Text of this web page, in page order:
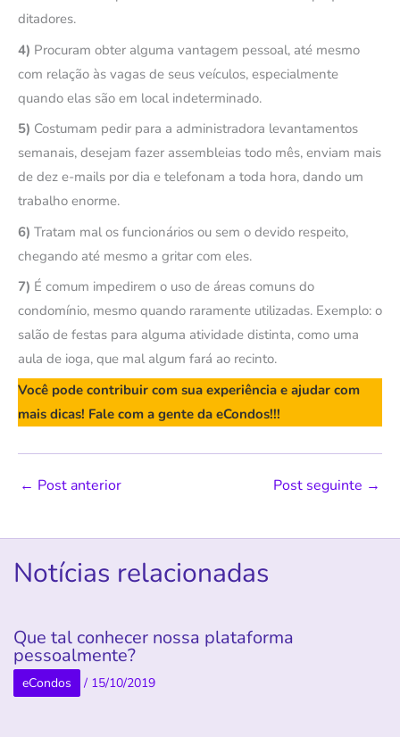
ditadores.
4) Procuram obter alguma vantagem pessoal, até mesmo
com relação às vagas de seus veículos, especialmente
quando elas são em local indeterminado.
5) Costumam pedir para a administradora levantamentos
semanais, desejam fazer assembleias todo mês, enviam mais
de dez e-mails por dia e telefonam a toda hora, dando um
trabalho enorme.
6) Tratam mal os funcionários ou sem o devido respeito,
chegando até mesmo a gritar com eles.
7) É comum impedirem o uso de áreas comuns do
condomínio, mesmo quando raramente utilizadas. Exemplo: o
salão de festas para alguma atividade distinta, como uma
aula de ioga, que mal algum fará ao recinto.
Você pode contribuir com sua experiência e ajudar com
mais dicas! Fale com a gente da eCondos!!!
← Post anterior Post seguinte →
Notícias relacionadas
Que tal conhecer nossa plataforma
pessoalmente?
eCondos / 15/10/2019